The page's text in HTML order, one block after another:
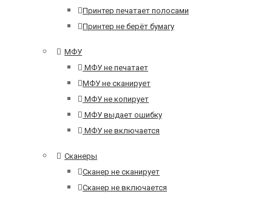
Принтер печатает полосами
Принтер не берёт бумагу
МФУ
МФУ не печатает
МФУ не сканирует
МФУ не копирует
МФУ выдает ошибку
МФУ не включается
Сканеры
Сканер не сканирует
Сканер не включается